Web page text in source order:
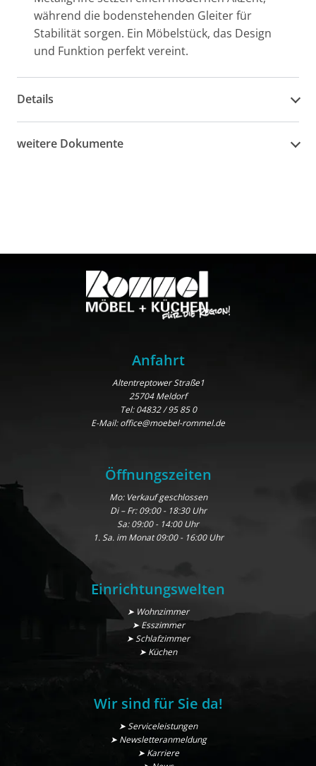
während die bodenstehenden Gleiter für
Stabilität sorgen. Ein Möbelstück, das Design
und Funktion perfekt vereint.
Details
weitere Dokumente
Anfahrt
Altentreptower Straße1
25704 Meldorf
Tel:04832 / 95 85 0
E-Mail:office@moebel-rommel.de
Öffnungszeiten
Mo: Verkauf geschlossen
Di – Fr: 09:00 - 18:30 Uhr
Sa: 09:00 - 14:00 Uhr
1. Sa. im Monat 09:00 - 16:00 Uhr
Einrichtungswelten
➤ Wohnzimmer
➤ Esszimmer
➤ Schlafzimmer
➤ Küchen
Wir sind für Sie da!
➤ Serviceleistungen
➤ Newsletteranmeldung
➤ Karriere